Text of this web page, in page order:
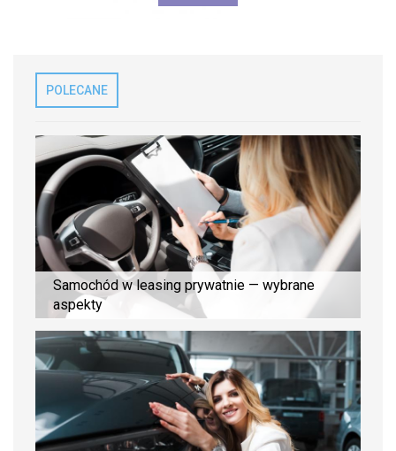
POLECANE
Samochód w leasing prywatnie — wybrane
aspekty